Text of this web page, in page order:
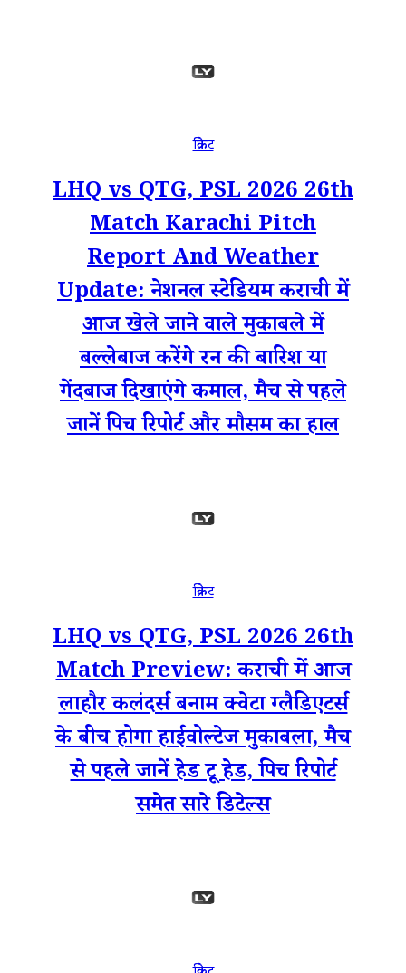
क्रिकेट
LHQ vs QTG, PSL 2026 26th
Match Karachi Pitch
Report And Weather
Update: नेशनल स्टेडियम कराची में
आज खेले जाने वाले मुकाबले में
बल्लेबाज करेंगे रन की बारिश या
गेंदबाज दिखाएंगे कमाल, मैच से पहले
जानें पिच रिपोर्ट और मौसम का हाल
क्रिकेट
LHQ vs QTG, PSL 2026 26th
Match Preview: कराची में आज
लाहौर कलंदर्स बनाम क्वेटा ग्लैडिएटर्स
के बीच होगा हाईवोल्टेज मुकाबला, मैच
से पहले जानें हेड टू हेड, पिच रिपोर्ट
समेत सारे डिटेल्स